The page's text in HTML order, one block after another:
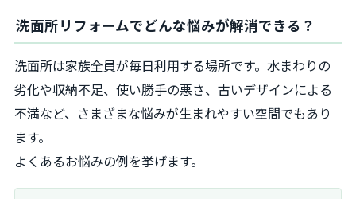
洗面所リフォームでどんな悩みが解消できる？
洗面所は家族全員が毎日利用する場所です。水まわりの
劣化や収納不足、使い勝手の悪さ、古いデザインによる
不満など、さまざまな悩みが生まれやすい空間でもあり
ます。
よくあるお悩みの例を挙げます。